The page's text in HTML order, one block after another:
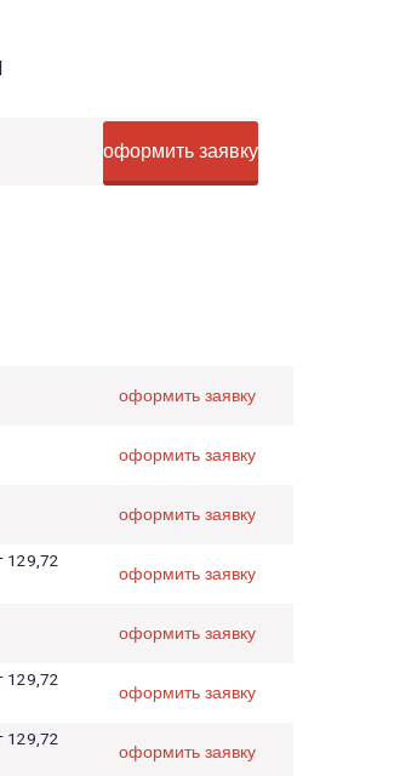
оформить заявку
оформить заявку
оформить заявку
оформить заявку
129,72
оформить заявку
оформить заявку
129,72
оформить заявку
129,72
оформить заявку